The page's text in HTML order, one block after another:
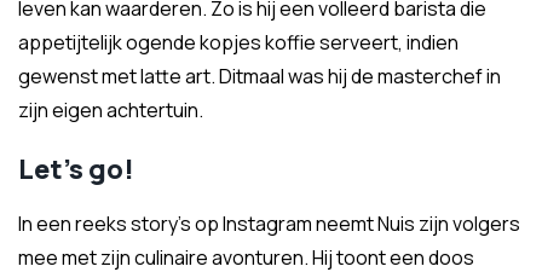
leven kan waarderen. Zo is hij een volleerd barista die
appetijtelijk ogende kopjes koffie serveert, indien
gewenst met latte art. Ditmaal was hij de masterchef in
zijn eigen achtertuin.
Let's go!
In een reeks story's op Instagram neemt Nuis zijn volgers
mee met zijn culinaire avonturen. Hij toont een doos